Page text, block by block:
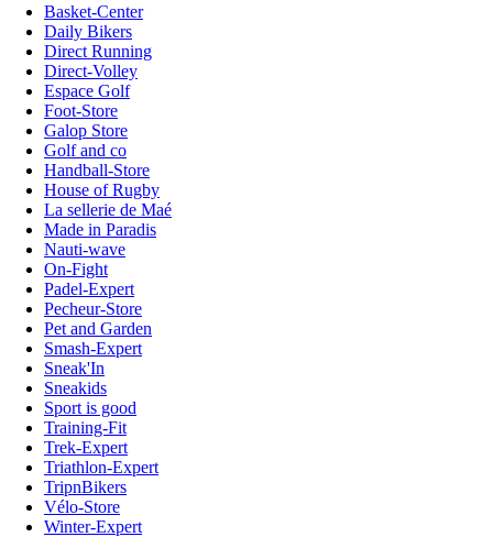
Basket-Center
Daily Bikers
Direct Running
Direct-Volley
Espace Golf
Foot-Store
Galop Store
Golf and co
Handball-Store
House of Rugby
La sellerie de Maé
Made in Paradis
Nauti-wave
On-Fight
Padel-Expert
Pecheur-Store
Pet and Garden
Smash-Expert
Sneak'In
Sneakids
Sport is good
Training-Fit
Trek-Expert
Triathlon-Expert
TripnBikers
Vélo-Store
Winter-Expert